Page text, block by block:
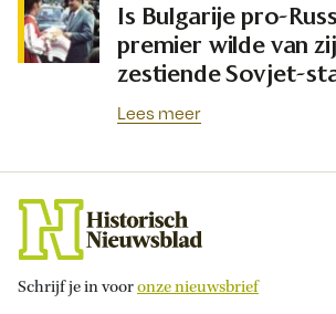
Is Bulgarije pro-
premier wilde van
zestiende Sovjet-
Lees meer
Schrijf je in vooronze nieuwsbrief